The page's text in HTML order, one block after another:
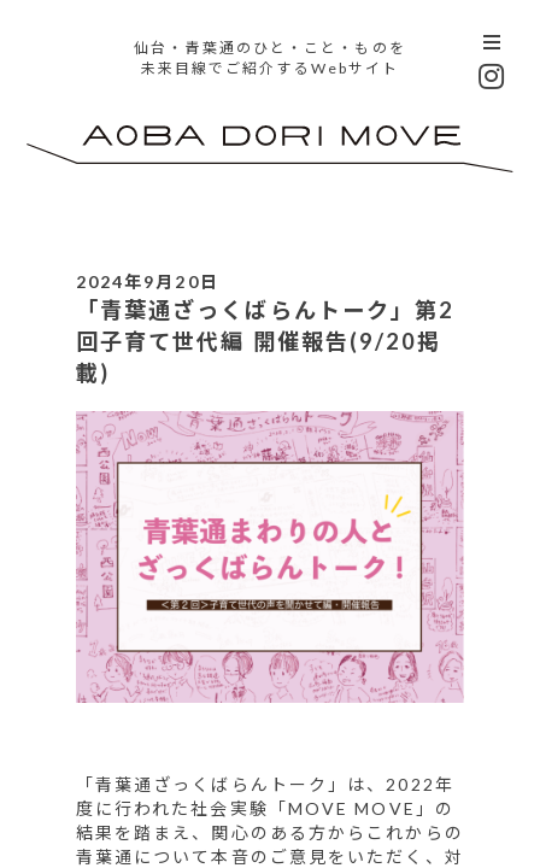
仙台・青葉通のひと・こと・ものを
未来目線でご紹介するWebサイト
2024年9月20日
「青葉通ざっくばらんトーク」第2
回子育て世代編 開催報告(9/20掲
載)
「青葉通ざっくばらんトーク」は、2022年
度に行われた社会実験「MOVE MOVE」の
結果を踏まえ、関心のある方からこれからの
青葉通について本音のご意見をいただく、対